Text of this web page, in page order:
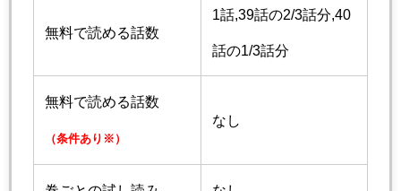
無料で読める話数
1話,39話の2/3話分,40
話の1/3話分
無料で読める話数
（条件あり※）
なし